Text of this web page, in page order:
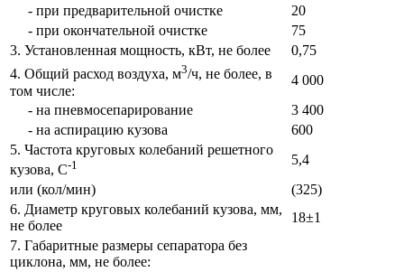
- при предварительной очистке
20
- при окончательной очистке
75
3. Установленная мощность, кВт, не более
0,75
4. Общий расход воздуха, м3/ч, не более, в
том числе:
4 000
- на пневмосепарирование
3 400
- на аспирацию кузова
600
5. Частота круговых колебаний решетного
кузова, С-1
5,4
или (кол/мин)
(325)
6. Диаметр круговых колебаний кузова, мм,
не более
18±1
7. Габаритные размеры сепаратора без
циклона, мм, не более: